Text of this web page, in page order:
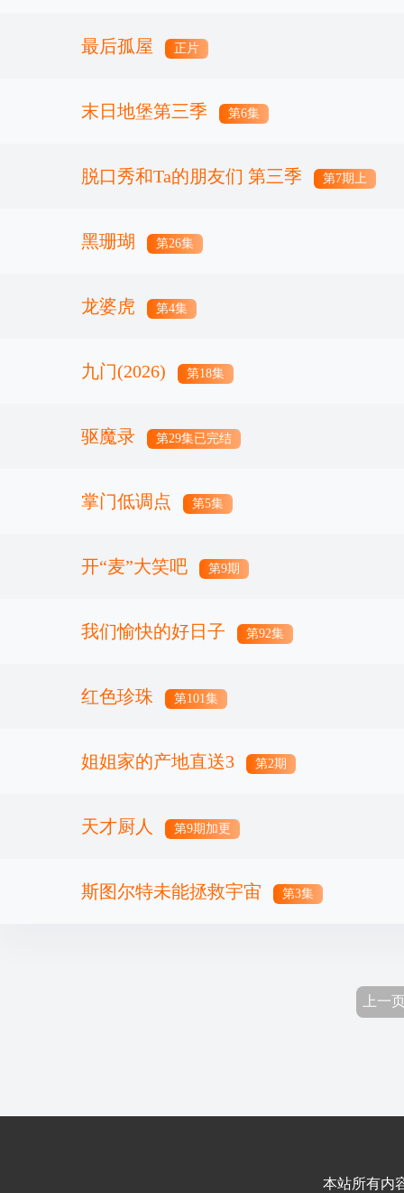
最后孤屋 正片
末日地堡第三季 第6集
脱口秀和Ta的朋友们 第三季 第7期上
黑珊瑚 第26集
龙婆虎 第4集
九门(2026) 第18集
驱魔录 第29集已完结
掌门低调点 第5集
开“麦”大笑吧 第9期
我们愉快的好日子 第92集
红色珍珠 第101集
姐姐家的产地直送3 第2期
天才厨人 第9期加更
斯图尔特未能拯救宇宙 第3集
上一
本站所有内